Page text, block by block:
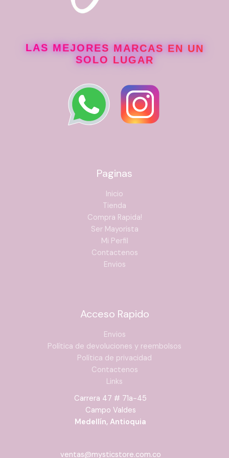
LAS MEJORES MARCAS EN UN
SOLO LUGAR
Paginas
Inicio
Tienda
Compra Rapida!
Ser Mayorista
Mi Perfil
Contactenos
Envios
Acceso Rapido
Envios
Política de devoluciones y reembolsos
Política de privacidad
Contactenos
Links
Carrera 47 # 71a-45
Campo Valdes
Medellín, Antioquia
ventas@mysticstore.com.co